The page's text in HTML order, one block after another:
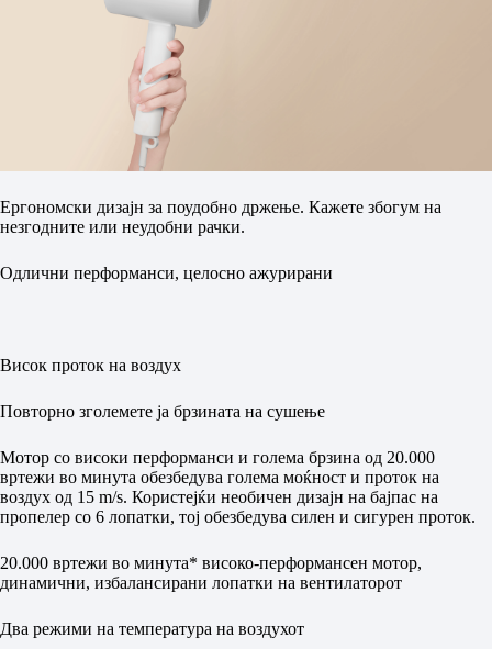
Ергономски дизајн за поудобно држење. Кажете збогум на
незгодните или неудобни рачки.
Одлични перформанси, целосно ажурирани
Висок проток на воздух
Повторно зголемете ја брзината на сушење
Мотор со високи перформанси и голема брзина од 20.000
вртежи во минута обезбедува голема моќност и проток на
воздух од 15 m/s. Користејќи необичен дизајн на бајпас на
пропелер со 6 лопатки, тој обезбедува силен и сигурен проток.
20.000 вртежи во минута* високо-перформансен мотор,
динамични, избалансирани лопатки на вентилаторот
Два режими на температура на воздухот